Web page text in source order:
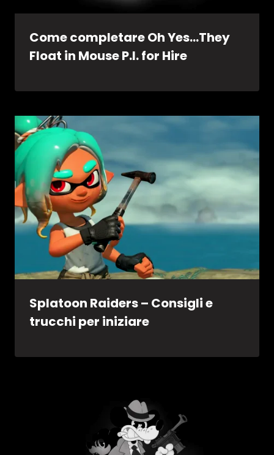
Come completare Oh Yes…They
Float in Mouse P.I. for Hire
Splatoon Raiders – Consigli e
trucchi per iniziare